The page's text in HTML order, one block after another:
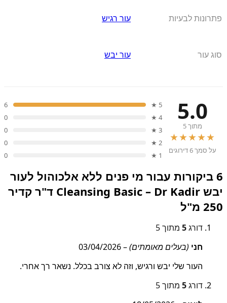
פתרונות לבעיות עור רגיש
סוג עור עור יבש
5.0
מתוך 5
★★★★★
על סמך 6 דירוגים
5 ★
6
4 ★
0
3 ★
0
2 ★
0
1 ★
0
6 ביקורות עבור
מי פנים ללא אלכוהול לעור
יבש Cleansing Basic – Dr Kadir ד"ר קדיר
250 מ"ל
דורג5 מתוך 5
חני (בעלים מאומתים)–
03/04/2026
העור שלי יבש ורגיש, וזה לא צורב בכלל. נשאר רך אחרי.
דורג5 מתוך 5